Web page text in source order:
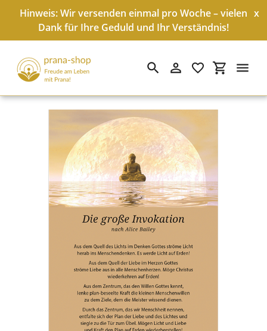
Direkt
Hinweis: Wir versenden einmal pro Woche – vielen
Dank für Ihre Geduld und Ihr Verständnis!
x
SuchenEinloggen